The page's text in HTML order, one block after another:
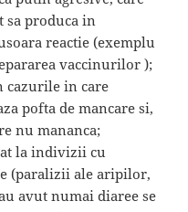
sa produca in
reactie (exemplu
vaccinurilor );
cazurile in care
pofta de mancare si,
nu mananca;
la indivizii cu
(paralizii ale aripilor,
avut numai diaree se